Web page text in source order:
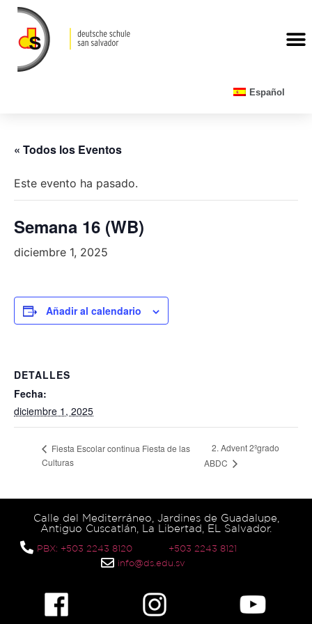
Español
« Todos los Eventos
Este evento ha pasado.
Semana 16 (WB)
diciembre 1, 2025
Añadir al calendario
DETALLES
Fecha:
diciembre 1, 2025
Fiesta Escolar continua Fiesta de las
Culturas
2. Advent 2ºgrado
ABDC
Calle del Mediterráneo, Jardines de Guadalupe,
Antiguo Cuscatlán, La Libertad, EL Salvador.
PBX: +503 2243 8120
+503 2243 8121
info@ds.edu.sv